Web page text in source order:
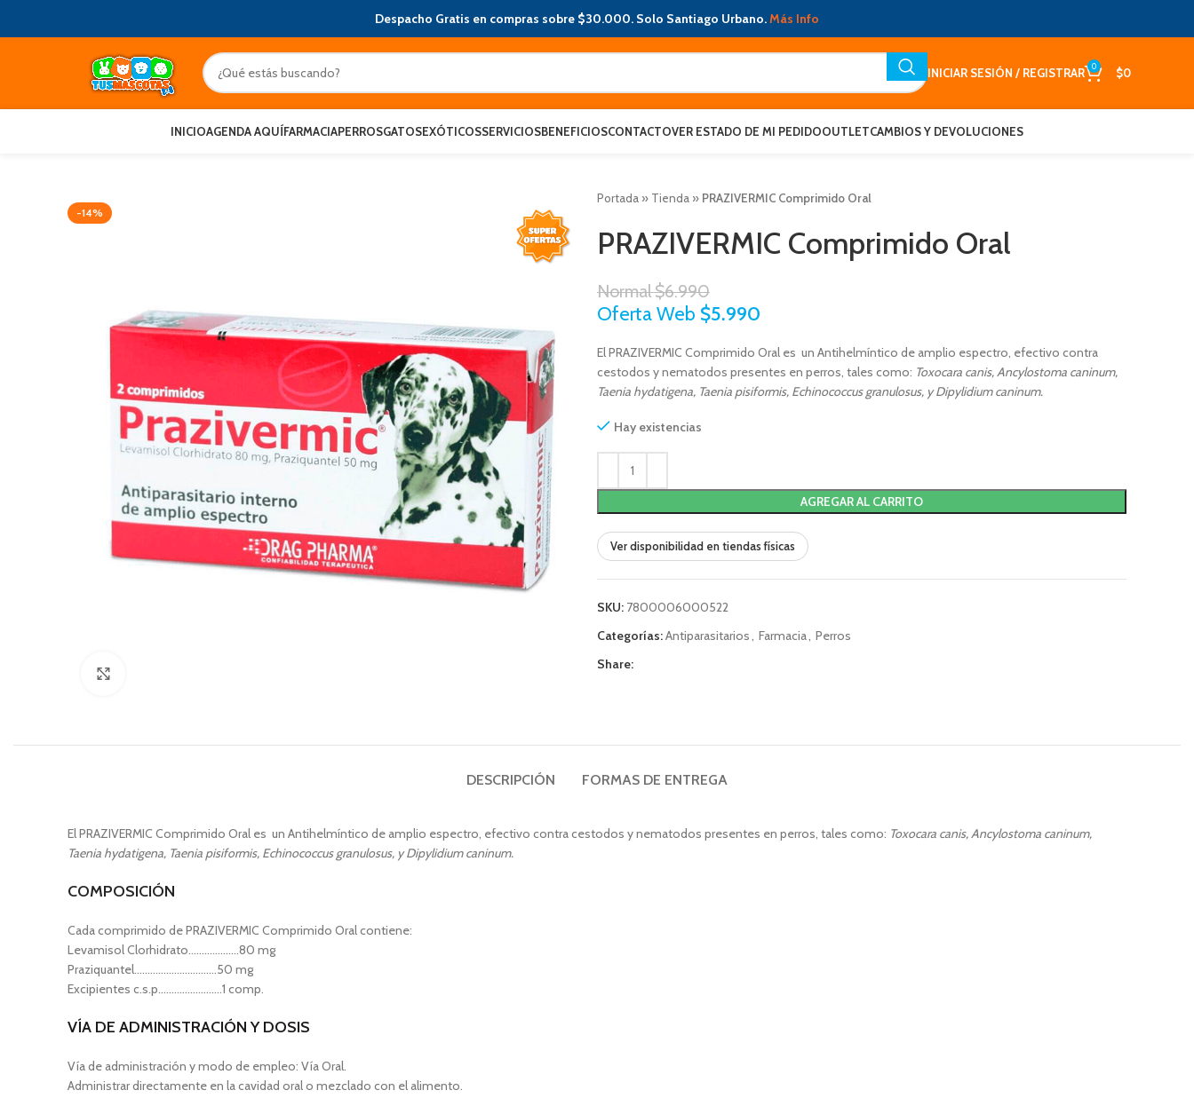
Despacho Gratis en compras sobre $30.000. Solo Santiago Urbano.Más Info
INICIAR SESIÓN / REGISTRAR 0 $0
INICIOAGENDA AQUÍFARMACIAPERROSGATOSEXÓTICOSSERVICIOSBENEFICIOSCONTACTOVER ESTADO DE MI PEDIDOOUTLETCAMBIOS Y DEVOLUCIONES
-14%
Portada » Tienda » PRAZIVERMIC Comprimido Oral
PRAZIVERMIC Comprimido Oral
Normal$6.990
Oferta Web $5.990
El PRAZIVERMIC Comprimido Oral es un Antihelmíntico de amplio espectro, efectivo contra
cestodos y nematodos presentes en perros, tales como: Toxocara canis, Ancylostoma caninum,
Taenia hydatigena, Taenia pisiformis, Echinococcus granulosus, y Dipylidium caninum.
Hay existencias
AGREGAR AL CARRITO
Ver disponibilidad en tiendas físicas
SKU: 7800006000522
Categorías:Antiparasitarios, Farmacia, Perros
Share:
DESCRIPCIÓN FORMAS DE ENTREGA
El PRAZIVERMIC Comprimido Oral es un Antihelmíntico de amplio espectro, efectivo contra cestodos y nematodos presentes en perros, tales como: Toxocara canis, Ancylostoma caninum,
Taenia hydatigena, Taenia pisiformis, Echinococcus granulosus, y Dipylidium caninum.
COMPOSICIÓN
Cada comprimido de PRAZIVERMIC Comprimido Oral contiene:
Levamisol Clorhidrato……………….80 mg
Praziquantel………………………….50 mg
Excipientes c.s.p……………………1 comp.
VÍA DE ADMINISTRACIÓN Y DOSIS
Vía de administración y modo de empleo: Vía Oral.
Administrar directamente en la cavidad oral o mezclado con el alimento.